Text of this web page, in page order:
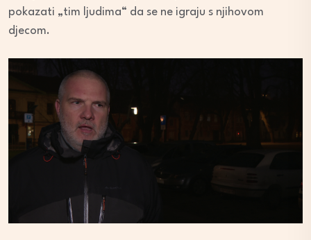
pokazati „tim ljudima“ da se ne igraju s njihovom
djecom.